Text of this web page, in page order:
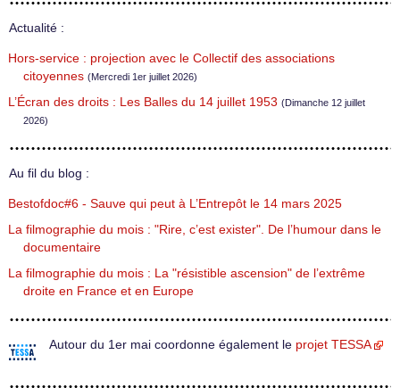
Actualité :
Hors-service : projection avec le Collectif des associations
citoyennes (Mercredi 1er juillet 2026)
L’Écran des droits : Les Balles du 14 juillet 1953 (Dimanche 12 juillet
2026)
Au fil du blog :
Bestofdoc#6 - Sauve qui peut à L’Entrepôt le 14 mars 2025
La filmographie du mois : "Rire, c’est exister". De l’humour dans le
documentaire
La filmographie du mois : La "résistible ascension" de l’extrême
droite en France et en Europe
Autour du 1er mai coordonne également le projet TESSA